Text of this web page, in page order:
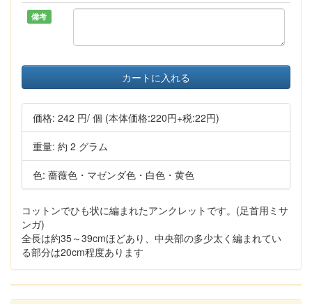
備考
カートに入れる
価格: 242 円/ 個 (本体価格:220円+税:22円)
重量: 約 2 グラム
色: 薔薇色・マゼンダ色・白色・黄色
コットンでひも状に編まれたアンクレットです。(足首用ミサ
ンガ)
全長は約35～39cmほどあり、中央部の多少太く編まれてい
る部分は20cm程度あります